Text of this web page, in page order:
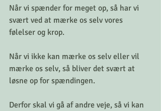
Når vi spænder for meget op, så har vi
svært ved at mærke os selv vores
følelser og krop.
Når vi ikke kan mærke os selv eller vil
mærke os selv, så bliver det svært at
løsne op for spændingen.
Derfor skal vi gå af andre veje, så vi kan